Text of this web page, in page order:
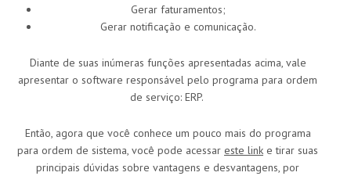
Gerar faturamentos;
Gerar notificação e comunicação.
Diante de suas inúmeras funções apresentadas acima, vale
apresentar o software responsável pelo programa para ordem
de serviço: ERP.
Então, agora que você conhece um pouco mais do programa
para ordem de sistema, você pode acessar este link e tirar suas
principais dúvidas sobre vantagens e desvantagens, por